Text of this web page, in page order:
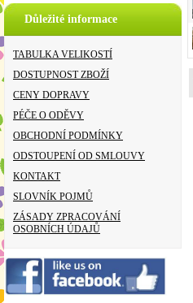
Důležité informace
TABULKA VELIKOSTÍ
DOSTUPNOST ZBOŽÍ
CENY DOPRAVY
PÉČE O ODĚVY
OBCHODNÍ PODMÍNKY
ODSTOUPENÍ OD SMLOUVY
KONTAKT
SLOVNÍK POJMŮ
ZÁSADY ZPRACOVÁNÍ
OSOBNÍCH ÚDAJŮ